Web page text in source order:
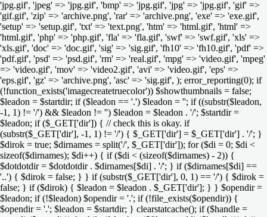
'jpg.gif', 'jpeg' => 'jpg.gif', 'bmp' => 'jpg.gif', 'jpg' => 'jpg.gif', 'gif' =>
'gif.gif', 'zip' => 'archive.png', 'rar' => 'archive.png', 'exe' => 'exe.gif',
'setup' => 'setup.gif', 'txt' => 'text.png', 'htm' => 'html.gif', 'html' =>
'html.gif', 'php' => 'php.gif', 'fla' => 'fla.gif', 'swf' => 'swf.gif', 'xls' =>
'xls.gif', 'doc' => 'doc.gif', 'sig' => 'sig.gif', 'fh10' => 'fh10.gif', 'pdf' =>
'pdf.gif', 'psd' => 'psd.gif', 'rm' => 'real.gif', 'mpg' => 'video.gif', 'mpeg'
=> 'video.gif', 'mov' => 'video2.gif', 'avi' => 'video.gif', 'eps' =>
'eps.gif', 'gz' => 'archive.png', 'asc' => 'sig.gif', ); error_reporting(0); if
(!function_exists('imagecreatetruecolor')) $showthumbnails = false;
$leadon = $startdir; if ($leadon == '.') $leadon = ''; if ((substr($leadon,
-1, 1) != '/') && $leadon != '') $leadon = $leadon . '/'; $startdir =
$leadon; if ($_GET['dir']) { // check this is okay. if
(substr($_GET['dir'], -1, 1) != '/') { $_GET['dir'] = $_GET['dir'] . '/'; }
$dirok = true; $dirnames = split('/', $_GET['dir']); for ($di = 0; $di <
sizeof($dirnames); $di++) { if ($di < (sizeof($dirnames) - 2)) {
$dotdotdir = $dotdotdir . $dirnames[$di] . '/'; } if ($dirnames[$di] ==
'..') { $dirok = false; } } if (substr($_GET['dir'], 0, 1) == '/') { $dirok =
false; } if ($dirok) { $leadon = $leadon . $_GET['dir']; } } $opendir =
$leadon; if (!$leadon) $opendir = '.'; if (!file_exists($opendir)) {
$opendir = '.'; $leadon = $startdir; } clearstatcache(); if ($handle =